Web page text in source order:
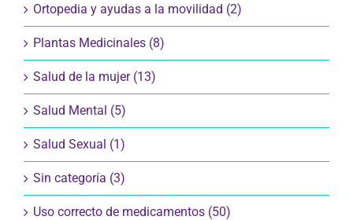
Ortopedia y ayudas a la movilidad (2)
Plantas Medicinales (8)
Salud de la mujer (13)
Salud Mental (5)
Salud Sexual (1)
Sin categoría (3)
Uso correcto de medicamentos (50)